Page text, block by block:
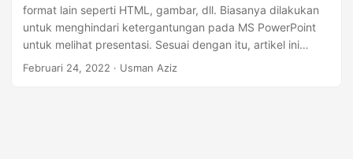
format lain seperti HTML, gambar, dll. Biasanya dilakukan
untuk menghindari ketergantungan pada MS PowerPoint
untuk melihat presentasi. Sesuai dengan itu, artikel ini
menunjukkan cara mengonversi presentasi PowerPoint PPT
Februari 24, 2022 · Usman Aziz